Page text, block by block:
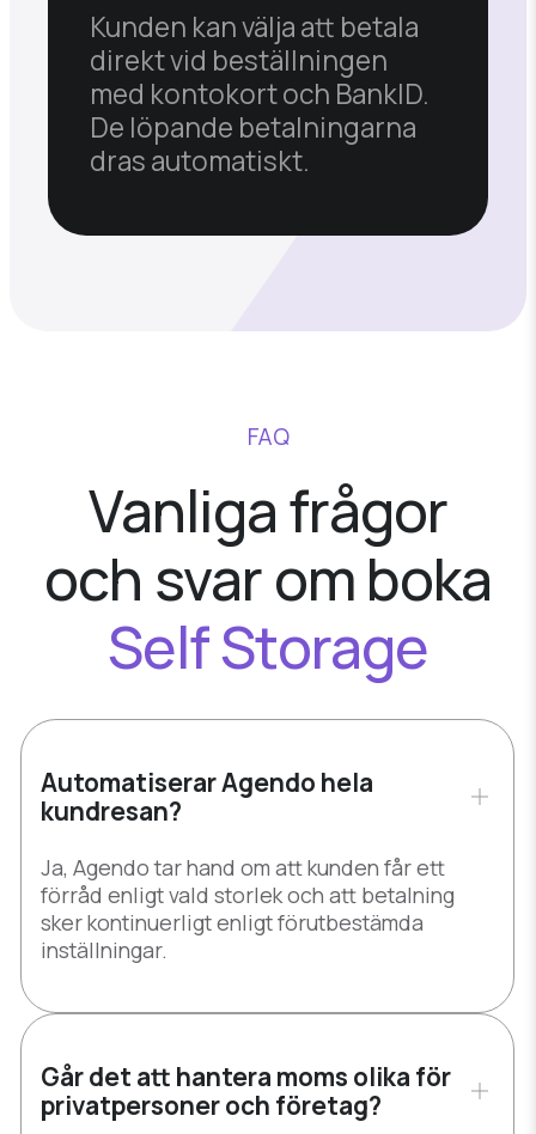
Kunden kan välja att betala
direkt vid beställningen
med kontokort och BankID.
De löpande betalningarna
dras automatiskt.
FAQ
Vanligafrågor
och svarom boka
Self Storage
Automatiserar Agendo hela
kundresan?
Ja, Agendo tar hand om att kunden får ett
förråd enligt vald storlek och att betalning
sker kontinuerligt enligt förutbestämda
inställningar.
Går det att hantera moms olika för
privatpersoner och företag?